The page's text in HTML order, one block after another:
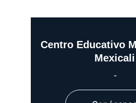
Centro Educativo
Mexicali
-